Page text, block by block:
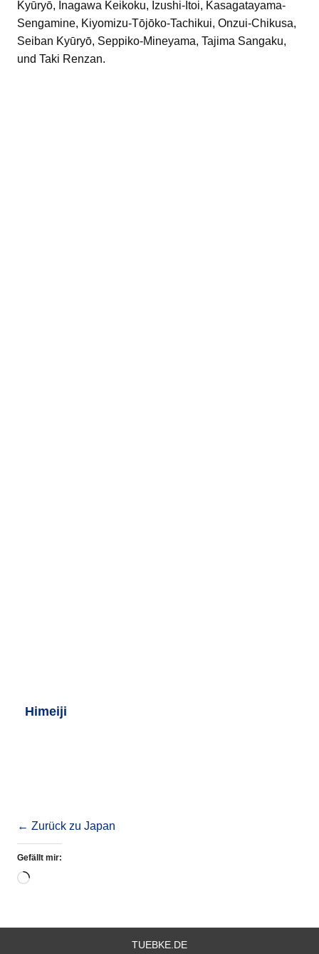
Kyūryō, Inagawa Keikoku, Izushi-Itoi, Kasagatayama-
Sengamine, Kiyomizu-Tōjōko-Tachikui, Onzui-Chikusa,
Seiban Kyūryō, Seppiko-Mineyama, Tajima Sangaku,
und Taki Renzan.
Himeiji
← Zurück zu Japan
Gefällt mir:
Wird
TUEBKE.DE